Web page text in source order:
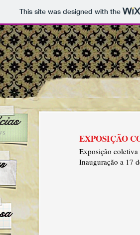
This site was designed with the
EXPOSIÇÃO
Exposição
Inauguração a 17